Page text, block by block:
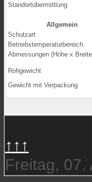
Standortübermittlung
Allgemein
Schutzart
Betriebstemperaturbereich
Abmessungen (Höhe x
Rohgewicht
Gewicht mit Verpackung
↑↑↑
Freitag, 07.